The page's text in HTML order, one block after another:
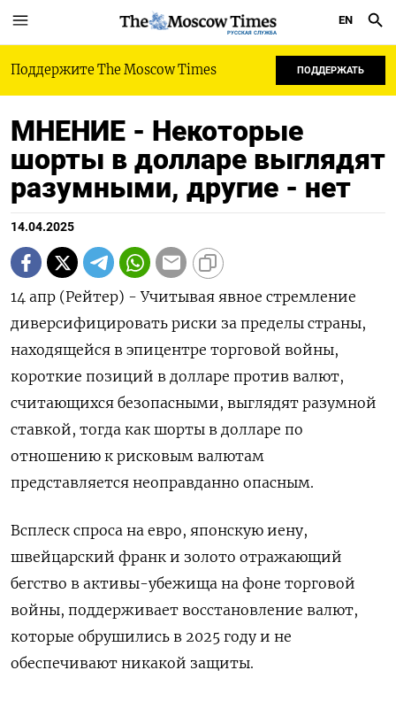
РУССКАЯ СЛУЖБА
EN
Поддержите The Moscow Times ПОДДЕРЖАТЬ
МНЕНИЕ - Некоторые
шорты в долларе выглядят
разумными, другие - нет
14.04.2025
14 апр (Рейтер) - Учитывая явное стремление
диверсифицировать риски за пределы страны,
находящейся в эпицентре торговой войны,
короткие позиций в долларе против валют,
считающихся безопасными, выглядят разумной
ставкой, тогда как шорты в долларе по
отношению к рисковым валютам
представляется неоправданно опасным.
Всплеск спроса на евро, японскую иену,
швейцарский франк и золото отражающий
бегство в активы-убежища на фоне торговой
войны, поддерживает восстановление валют,
которые обрушились в 2025 году и не
обеспечивают никакой защиты.